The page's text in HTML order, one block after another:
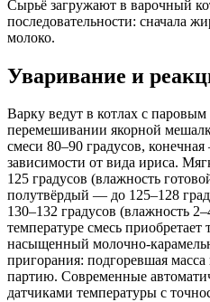
Сырьё загружают в варочный
последовательности: сначала
молоко.
Уваривание и
Варку ведут в котлах с
перемешивании якорной
смеси 80–90 градусов,
зависимости от вида ириса.
125 градусов (влажность
полутвёрдый — до 125–128
130–132 градусов (влажность
температуре смесь
насыщенный молочно-
пригорания: подгоревшая
партию. Современные
датчиками температуры с